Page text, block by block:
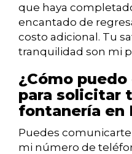
que haya
encantado de
costo adicional. Tu
tranquilidad son mi
¿Cómo
para solicitar
fontanería en
Puedes
mi número de